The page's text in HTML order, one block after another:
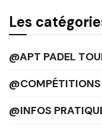
Les
@APT PADEL
@COMPÉTITIONS
@INFOS